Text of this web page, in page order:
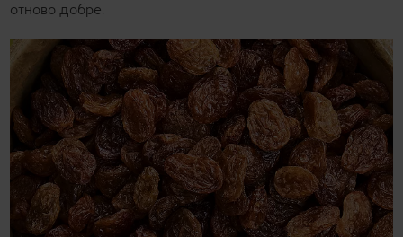
отново добре.